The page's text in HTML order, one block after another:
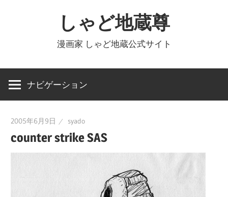
ツ
しゃど地蔵尊
漫画家 しゃど地蔵公式サイト
ナビゲーション
2005年6月9日 syado
counter strike SAS